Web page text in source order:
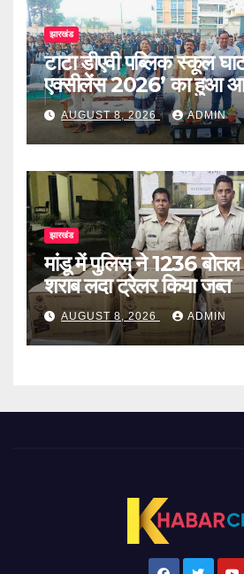
झारखंड
टाटा डीएवी पब्लिक स्कूल
एक्सीलेंस 2026’ का हुआ
AUGUST 8, 2026 ADMIN
झारखंड
मांडू में पुलिस ने 1236 बोतल
शराब लदा ट्रेलर किया जब्त
AUGUST 8, 2026 ADMIN